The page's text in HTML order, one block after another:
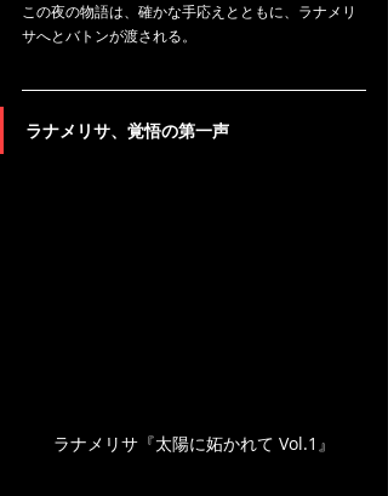
この夜の物語は、確かな手応えとともに、ラナメリ
サへとバトンが渡される。
ラナメリサ、覚悟の第一声
ラナメリサ『太陽に妬かれて Vol.1』